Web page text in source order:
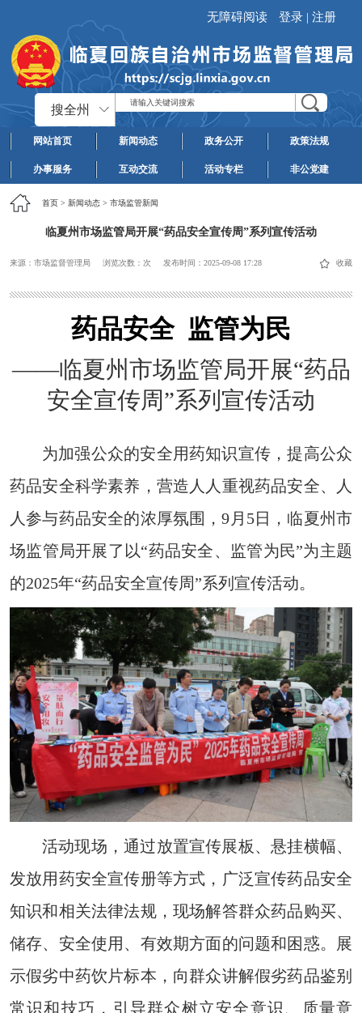
无障碍阅读 登录 | 注册
搜全州
网站首页 新闻动态 政务公开 政策法规
办事服务 互动交流 活动专栏 非公党建
首页> 新闻动态> 市场监管新闻
临夏州市场监管局开展“药品安全宣传周”系列宣传活动
来源：市场监督管理局 浏览次数： 次 发布时间： 2025-09-08 17:28 收藏
药品安全 监管为民
——临夏州市场监管局开展“药品
安全宣传周”系列宣传活动
为加强公众的安全用药知识宣传，提高公众
药品安全科学素养，营造人人重视药品安全、人
人参与药品安全的浓厚氛围，9月5日，临夏州市
场监管局开展了以“药品安全、监管为民”为主题
的2025年“药品安全宣传周”系列宣传活动。
活动现场，通过放置宣传展板、悬挂横幅、
发放用药安全宣传册等方式，广泛宣传药品安全
知识和相关法律法规，现场解答群众药品购买、
储存、安全使用、有效期方面的问题和困惑。展
示假劣中药饮片标本，向群众讲解假劣药品鉴别
常识和技巧，引 导群众树立安全意识、质量意